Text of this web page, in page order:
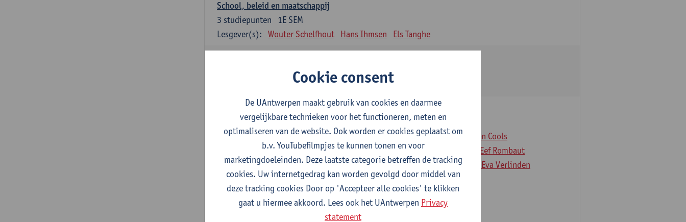
School, beleid en maatschappij
1E SEM
3 studiepunten
Lesgever(s):
Wouter Schelfhout Hans Ihmsen Els Tanghe
2E SEM
Aster Van Mieghem Astrid Cerpentier
Supervisie
1E/2E SEM
studiepunten
Lesgever(s): Aster Van Mieghem Gytha Burman Astrid Cerpentier
Koen Cools
Hanane Dauwe
Wouter Delée Hans Ihmsen
Eef Rombaut
Jokelien Strobbe
Tania Van Passen Marise Van Tendeloo Eva Verlinden
Introductie vakdidactiek
Verplicht: 3 studiepunten, indien één vakdidactiek
Cookie consent
De UAntwerpen maakt gebruik van cookies en daarmee
vergelijkbare technieken voor het functioneren, meten en
optimaliseren van de website. Ook worden er cookies geplaatst om
b.v. YouTubefilmpjes te kunnen tonen en voor
marketingdoeleinden. Deze laatste categorie betreffen de tracking
cookies. Uw internetgedrag kan worden gevolgd door middel van
deze tracking cookies Door op 'Accepteer alle cookies' te klikken
gaat u hiermee akkoord. Lees ook het UAntwerpen Privacy
statement